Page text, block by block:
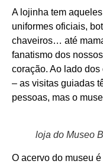
A lojinha tem
uniformes oficiais,
chaveiros… até
fanatismo dos
coração. Ao lado
– as visitas guiadas
pessoas, mas o
loja do Museo
O acervo do museu